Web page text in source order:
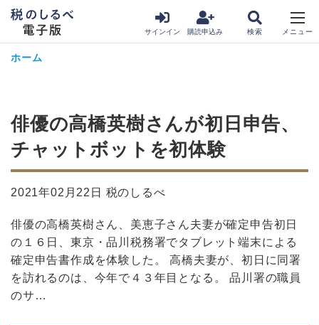
サインイン 購読申込み
ホーム
俳優の高橋英樹さんが初日申告、
チャットボットを初体験
2021年02月22日 税のしるべ
俳優の高橋英樹さん、美恵子さん夫妻が確定申告初日
の１６日、東京・品川税務署でタブレット端末による
確定申告書作成を体験した。 高橋夫妻が、初日に同署
を訪れるのは、今年で４３年目となる。 品川署の職員
のサ…